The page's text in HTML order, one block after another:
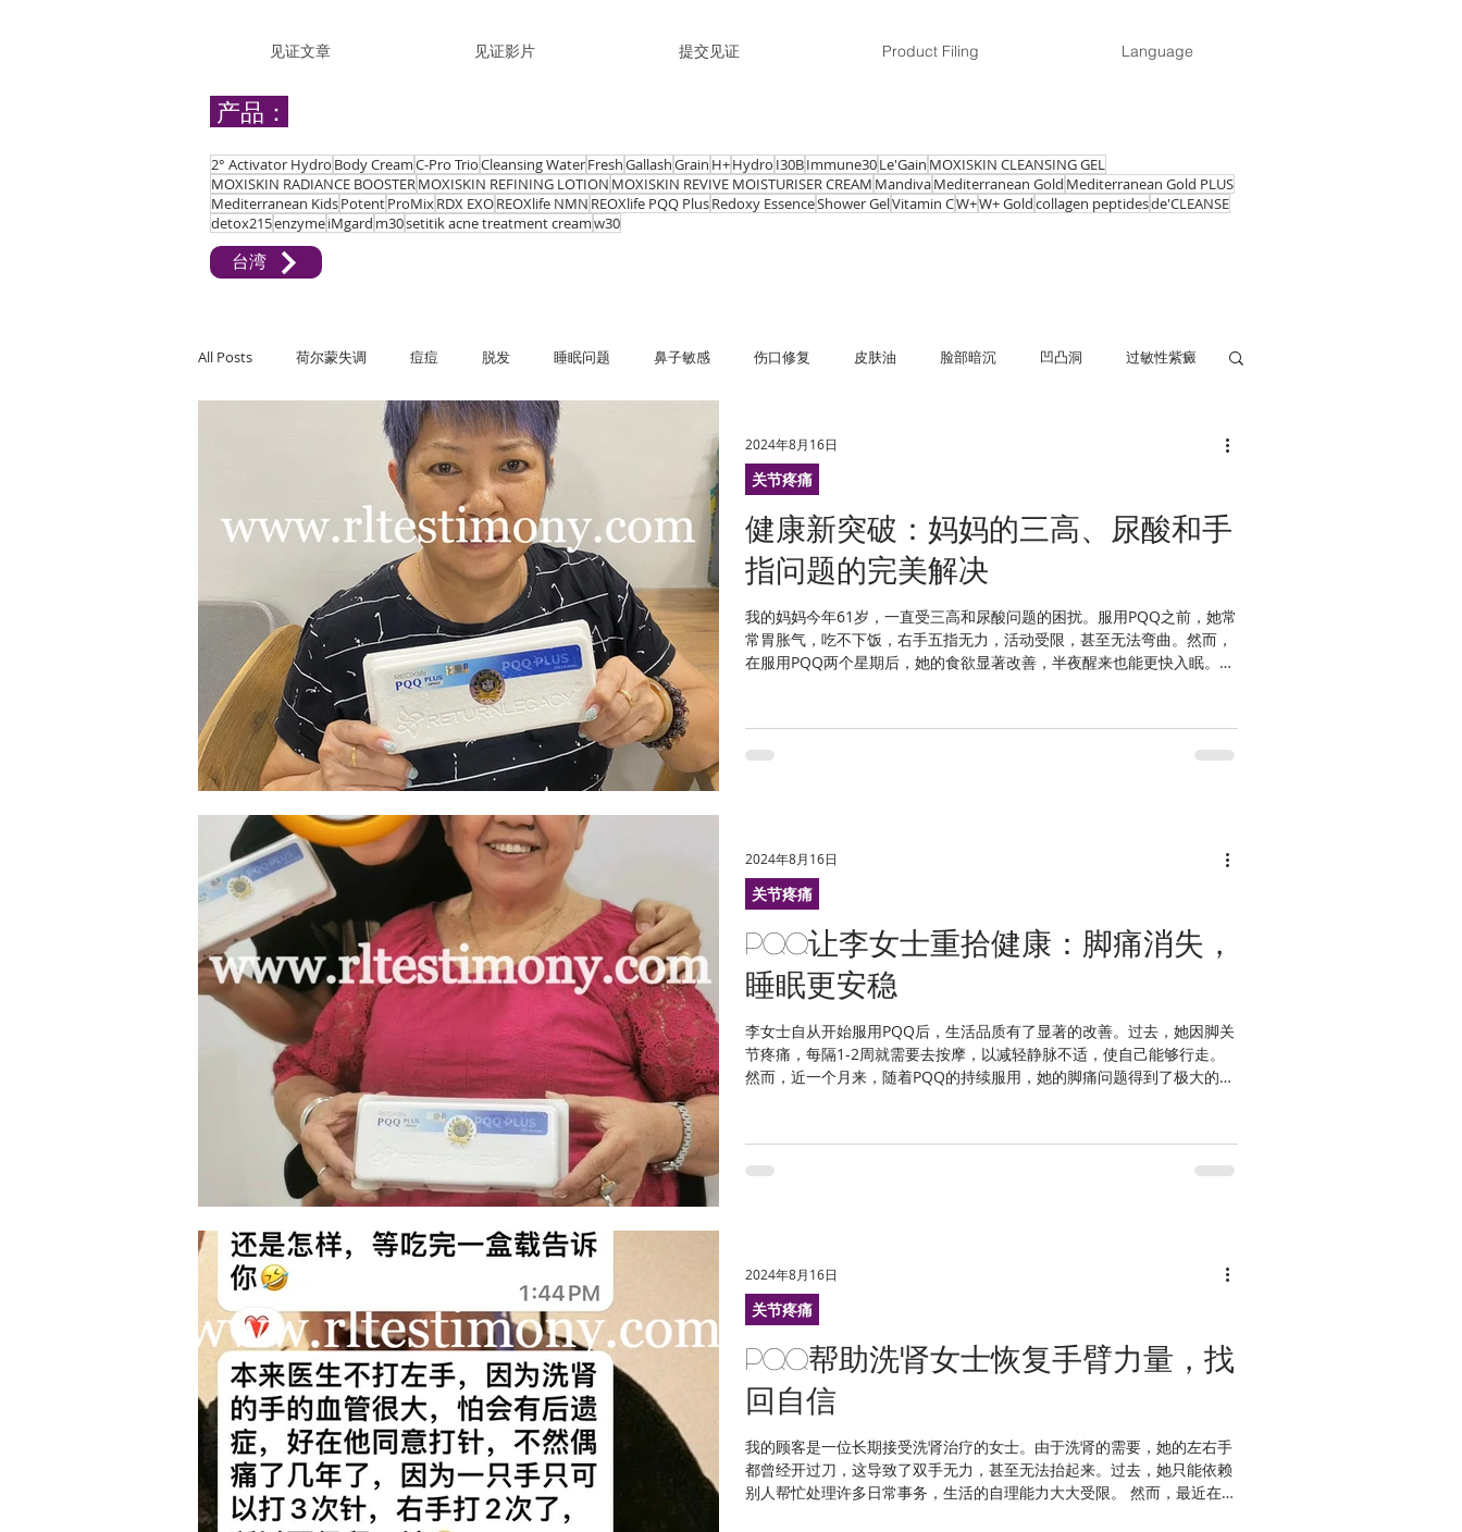
见证文章 见证影片 提交见证 Product Filing Language
产品：
2° Activator Hydro Body CreamC-Pro TrioCleansing WaterFreshGallashGrain H+Hydro I30BImmune30Le'Gain MOXISKIN CLEANSING GEL
MOXISKIN RADIANCE BOOSTERMOXISKIN REFINING LOTION MOXISKIN REVIVE MOISTURISER CREAM MandivaMediterranean Gold Mediterranean Gold PLUS
Mediterranean KidsPotentProMixRDX EXOREOXlife NMN REOXlife PQQ PlusRedoxy EssenceShower GelVitamin CW+W+ Goldcollagen peptidesde'CLEANSE
detox215enzymeiMgard m30setitik acne treatment creamw30
台湾
All Posts 荷尔蒙失调 痘痘 脱发 睡眠问题 鼻子敏感 伤口修复 皮肤油 脸部暗沉 凹凸洞 过敏性紫癜
敏感、过敏 红肿、痕痒 皱纹、细纹 黑斑、雀斑
皮肤黝黑 便秘 肝脏问题 毛孔粗大 经期问题 体重管理 疤痕 发烧 水痘 头痛 手足口症
高血糖
健康新突破：妈妈的三高、尿酸和手
指问题的完美解决
我的妈妈今年61岁，一直受三高和尿酸问题的困扰。服用PQQ之前，她常
常胃胀气，吃不下饭，右手五指无力，活动受限，甚至无法弯曲。然而，
在服用PQQ两个星期后，她的食欲显著改善，半夜醒来也能更快入眠。最
关节疼痛
2024年8月16日
PQQ让李女士重拾健康：脚痛消失，
睡眠更安稳
李女士自从开始服用PQQ后，生活品质有了显著的改善。过去，她因脚关
节疼痛，每隔1-2周就需要去按摩，以减轻静脉不适，使自己能够行走。
然而，近一个月来，随着PQQ的持续服用，她的脚痛问题得到了极大的缓
关节疼痛
2024年8月16日
PQQ帮助洗肾女士恢复手臂力量，找
回自信
我的顾客是一位长期接受洗肾治疗的女士。由于洗肾的需要，她的左右手
都曾经开过刀，这导致了双手无力，甚至无法抬起来。过去，她只能依赖
别人帮忙处理许多日常事务，生活的自理能力大大受限。 然而，最近在她
关节疼痛
2024年8月16日